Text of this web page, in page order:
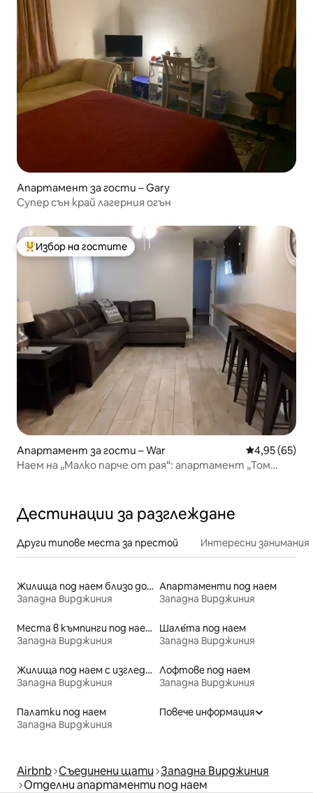
Апартамент за гости – Gary
Супер сън край лагерния огън
Най-популярен избор на гостите
Избор на гостите
Апартамент за гости – War Средна
4,95 (65)
Наем на „Малко парче от рая“: апартамент „Том
Дестинации за разглеждане
Други типове места за престой Интересни занимания
Жилища под наем близо до езеро
Западна Вирджиния
Апартаменти под наем
Западна Вирджиния
Места в къмпинги под наем
Западна Вирджиния
Шале́та под наем
Западна Вирджиния
Жилища под наем с изглед към плажа
Западна Вирджиния
Лофтове под наем
Западна Вирджиния
Палатки под наем
Западна Вирджиния
Повече информация
Airbnb Съединени щати Западна Вирджиния
Отделни апартаменти под наем